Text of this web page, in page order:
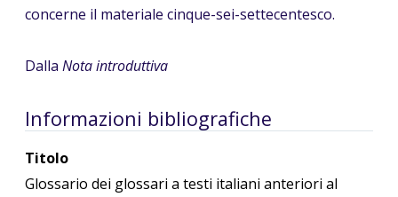
concerne il materiale cinque-sei-settecentesco.
Dalla Nota introduttiva
Informazioni bibliografiche
Titolo
Glossario dei glossari a testi italiani anteriori al